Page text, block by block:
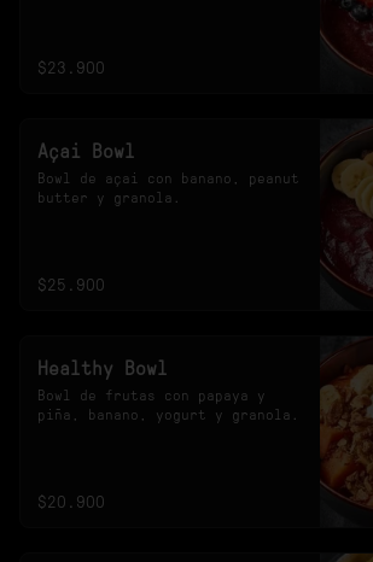
$23.900
Açai Bowl
Bowl de açai con banano, peanut
butter y granola.
$25.900
Healthy Bowl
Bowl de frutas con papaya y
piña, banano, yogurt y granola.
$20.900